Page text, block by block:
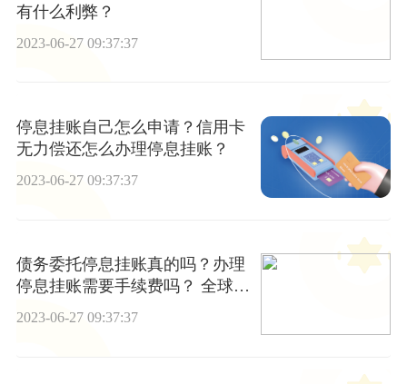
有什么利弊？
2023-06-27 09:37:37
停息挂账自己怎么申请？信用卡
无力偿还怎么办理停息挂账？
2023-06-27 09:37:37
债务委托停息挂账真的吗？办理
停息挂账需要手续费吗？ 全球快
播
2023-06-27 09:37:37